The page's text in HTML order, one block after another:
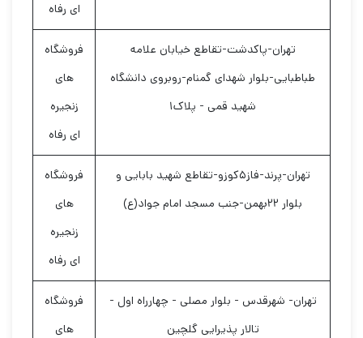
ای رفاه
تهران-پاکدشت-تقاطع خیابان علامه
طباطبایی-بلوار شهدای گمنام-روبروی دانشگاه
شهید قمی - پلاک۱
فروشگاه
های
زنجیره
ای رفاه
تهران-پرند-فاز۵کوزو-تقاطع شهید بابایی و
بلوار ۲۲بهمن-جنب مسجد امام جواد(ع)
فروشگاه
های
زنجیره
ای رفاه
تهران- شهرقدس - بلوار مصلی - چهارراه اول -
تالار پذیرایی گلچین
فروشگاه
های